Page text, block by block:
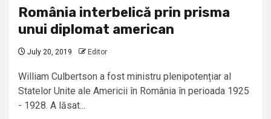
România interbelică prin prisma
unui diplomat american
July 20, 2019 Editor
William Culbertson a fost ministru plenipotențiar al
Statelor Unite ale Americii în România în perioada 1925
- 1928. A lăsat...